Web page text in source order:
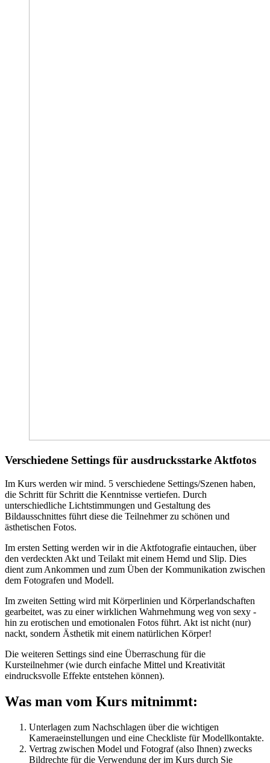
Verschiedene Settings für ausdrucksstarke Aktfotos
Im Kurs werden wir mind. 5 verschiedene Settings/Szenen haben,
die Schritt für Schritt die Kenntnisse vertiefen. Durch
unterschiedliche Lichtstimmungen und Gestaltung des
Bildausschnittes führt diese die Teilnehmer zu schönen und
ästhetischen Fotos.
Im ersten Setting werden wir in die Aktfotografie eintauchen, über
den verdeckten Akt und Teilakt mit einem Hemd und Slip. Dies
dient zum Ankommen und zum Üben der Kommunikation zwischen
dem Fotografen und Modell.
Im zweiten Setting wird mit Körperlinien und Körperlandschaften
gearbeitet, was zu einer wirklichen Wahrnehmung weg von sexy -
hin zu erotischen und emotionalen Fotos führt. Akt ist nicht (nur)
nackt, sondern Ästhetik mit einem natürlichen Körper!
Die weiteren Settings sind eine Überraschung für die
Kursteilnehmer (wie durch einfache Mittel und Kreativität
eindrucksvolle Effekte entstehen können).
Was man vom Kurs mitnimmt:
Unterlagen zum Nachschlagen über die wichtigen
Kameraeinstellungen und eine Checkliste für Modellkontakte.
Vertrag zwischen Model und Fotograf (also Ihnen) zwecks
Bildrechte für die Verwendung der im Kurs durch Sie